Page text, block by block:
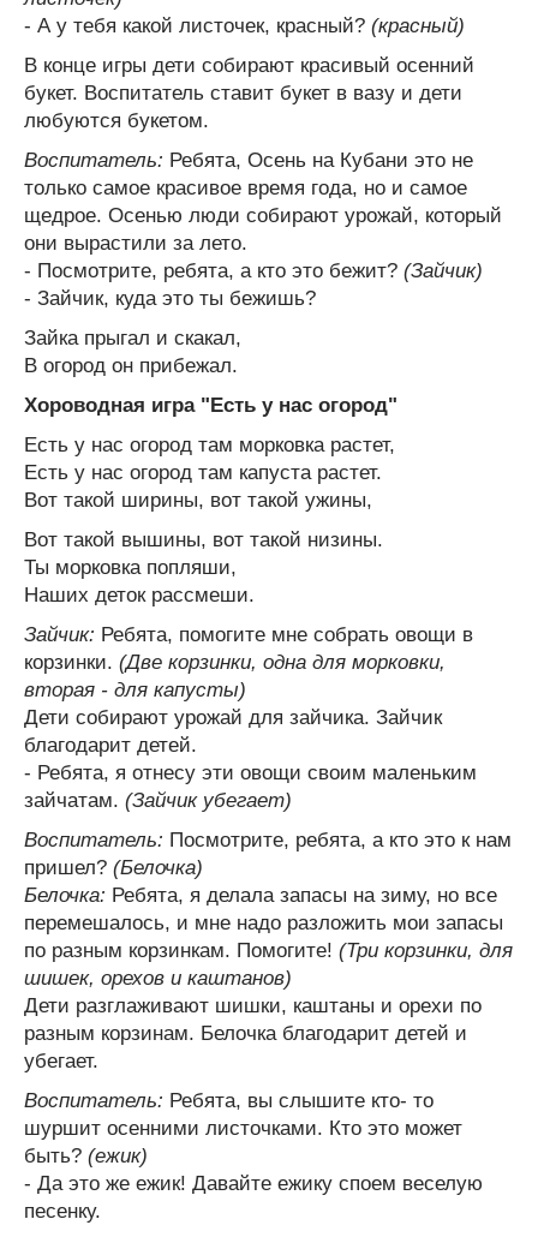
- А у тебя какой листочек, красный? (красный)
В конце игры дети собирают красивый осенний
букет. Воспитатель ставит букет в вазу и дети
любуются букетом.
Воспитатель: Ребята, Осень на Кубани это не
только самое красивое время года, но и самое
щедрое. Осенью люди собирают урожай, который
они вырастили за лето.
- Посмотрите, ребята, а кто это бежит? (Зайчик)
- Зайчик, куда это ты бежишь?
Зайка прыгал и скакал,
В огород он прибежал.
Хороводная игра "Есть у нас огород"
Есть у нас огород там морковка растет,
Есть у нас огород там капуста растет.
Вот такой ширины, вот такой ужины,
Вот такой вышины, вот такой низины.
Ты морковка попляши,
Наших деток рассмеши.
Зайчик: Ребята, помогите мне собрать овощи в
корзинки. (Две корзинки, одна для морковки,
вторая - для капусты)
Дети собирают урожай для зайчика. Зайчик
благодарит детей.
- Ребята, я отнесу эти овощи своим маленьким
зайчатам. (Зайчик убегает)
Воспитатель: Посмотрите, ребята, а кто это к нам
пришел? (Белочка)
Белочка: Ребята, я делала запасы на зиму, но все
перемешалось, и мне надо разложить мои запасы
по разным корзинкам. Помогите! (Три корзинки, для
шишек, орехов и каштанов)
Дети разглаживают шишки, каштаны и орехи по
разным корзинам. Белочка благодарит детей и
убегает.
Воспитатель: Ребята, вы слышите кто- то
шуршит осенними листочками. Кто это может
быть? (ежик)
- Да это же ежик! Давайте ежику споем веселую
песенку.